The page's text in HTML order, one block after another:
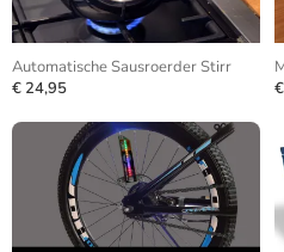
Automatische Sausroerder Stirr
€ 24,95